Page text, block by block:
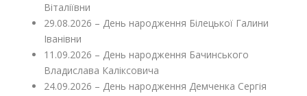
Віталіївни
29.08.2026 – День народження Білецької Галини
Іванівни
11.09.2026 – День народження Бачинського
Владислава Каліксовича
24.09.2026 – День народження Демченка Сергія